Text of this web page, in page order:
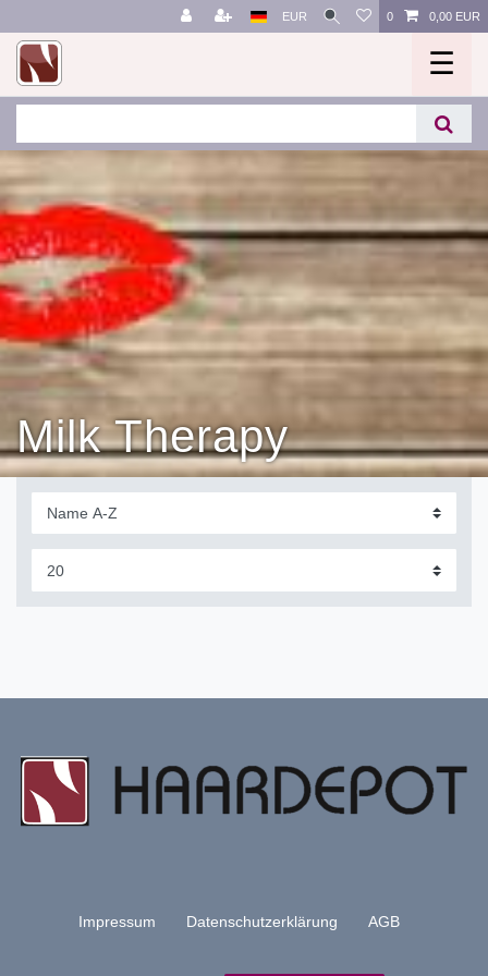
EUR 0 0,00 EUR
☰
Milk Therapy
Impressum Daten­schutz­erklärung AGB